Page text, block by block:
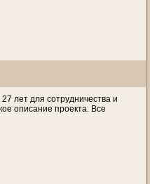
лет для сотрудничества и
описание проекта. Все